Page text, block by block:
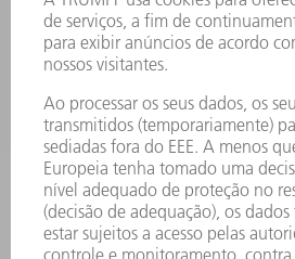
PRODUTOS
MÁQUINAS & SISTEMAS
LASER
ELETRÔNICA DE POTÊNCIA
FERRAMENTAS ELÉTRICAS
SMART FACTORY
SOFTWARE
SERVIÇOS
APLICAÇÕES
SETORES
EMPRESA
CARREIRA